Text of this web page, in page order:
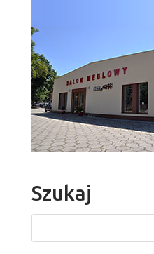
Szukaj